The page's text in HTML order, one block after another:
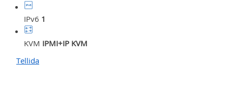
IPv6 1
KVM IPMI+IP KVM
Tellida